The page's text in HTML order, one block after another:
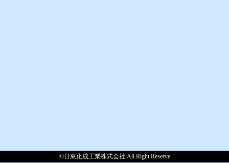
©日東化成工業株式会社 All Right Reserve